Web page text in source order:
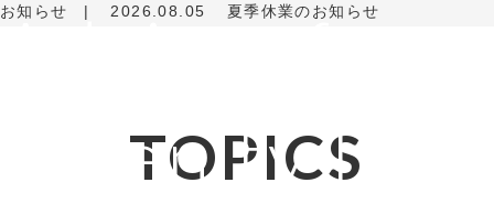
Adviser for
Amenity Life
お知らせ 2026.08.05 夏季休業のお知らせ
TOPICS